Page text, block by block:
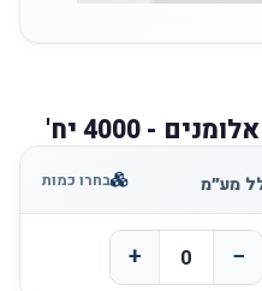
- 4000 יח'
בחרו כמות
−
+